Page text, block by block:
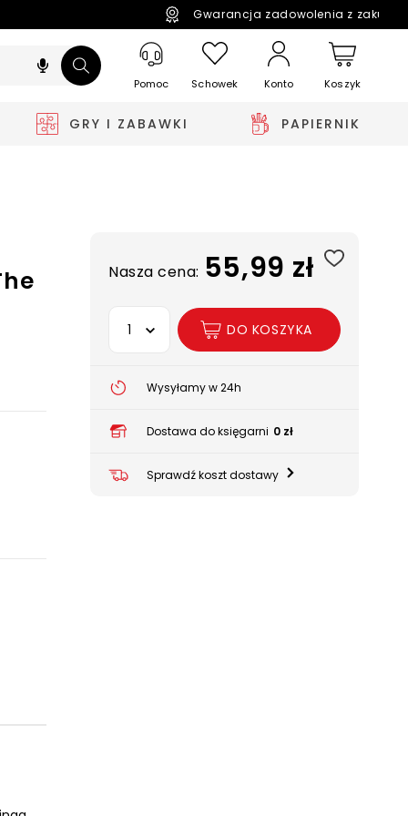
Gwarancja zadowolenia z
Pomoc Schowek Konto Koszyk
GRY I ZABAWKI PAPIERNIK
Nasza cena: 55,99 zł
Wybierz opcję
DO KOSZYKA
Wysyłamy w 24h
Dostawa do księgarni 0 zł
Sprawdź koszt dostawy